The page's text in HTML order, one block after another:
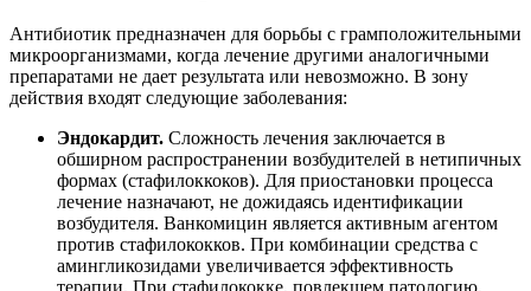
Антибиотик предназначен для борьбы с грамположительными
микроорганизмами, когда лечение другими аналогичными
препаратами не дает результата или невозможно. В зону
действия входят следующие заболевания:
Эндокардит. Сложность лечения заключается в
обширном распространении возбудителей в нетипичных
формах (стафилоккоков). Для приостановки процесса
лечение назначают, не дожидаясь идентификации
возбудителя. Ванкомицин является активным агентом
против стафилококков. При комбинации средства с
амингликозидами увеличивается эффективность
терапии. При стафилококке, повлекшем патологию,